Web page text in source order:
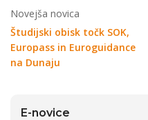
Novejša novica
Študijski obisk točk SOK,
Europass in Euroguidance
na Dunaju
E-novice